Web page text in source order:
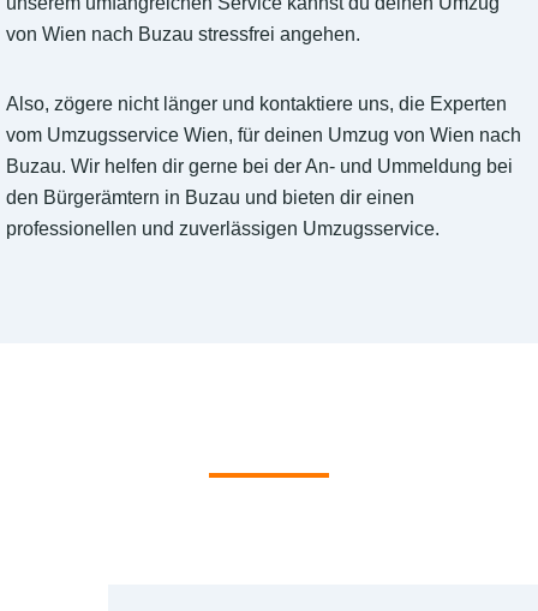
von Wien nach Buzau stressfrei angehen.
Also, zögere nicht länger und kontaktiere uns, die Experten
vom Umzugsservice Wien, für deinen Umzug von Wien nach
Buzau. Wir helfen dir gerne bei der An- und Ummeldung bei
den Bürgerämtern in Buzau und bieten dir einen
professionellen und zuverlässigen Umzugsservice.